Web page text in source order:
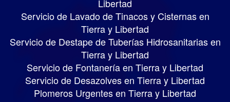
Libertad
Servicio de Lavado de Tinacos y Cisternas en
Tierra y Libertad
Servicio de Destape de Tuberías Hidrosanitarias en
Tierra y Libertad
Servicio de Fontanería en Tierra y Libertad
Servicio de Desazolves en Tierra y Libertad
Plomeros Urgentes en Tierra y Libertad